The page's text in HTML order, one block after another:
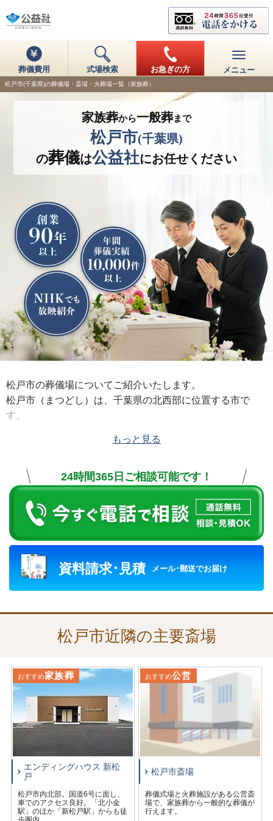
葬儀費用 式場検索 お急ぎの方 メニュー
松戸市(千葉県)の葬儀場・斎場・火葬場一覧（家族葬）
家族葬から一般葬まで
松戸市(千葉県)
の葬儀は公益社にお任せください
松戸市の葬儀場についてご紹介いたします。
松戸市（まつどし）は、千葉県の北西部に位置する市で
す。
定都市・非中核市としては最多の人口を有する市です。
模を誇ります。
江戸時代には水戸街道の宿場町・松戸宿として栄え、江戸
川の渡し舟として有名な「矢切の渡し」があった地として
も有名で、戦後は宅地化が進み、東京のベッドタウンとし
て発展してきた経緯があります。
松戸市には「
宗派を問わず、様々なご葬儀のお手伝いをさせていただき
もっと見る
24時間365日ご相談可能です！
資料請求･見積 メール･郵送でお届け
松戸市近隣の主要斎場
おすすめ家族葬
エンディングハウス 新松
戸
松戸市内北部。国道6号に面し、
車でのアクセス良好。「北小金
駅」のほか「新松戸駅」からも徒
おすすめ公営
松戸市斎場
葬儀式場と火葬施設がある公営斎
場で、家族葬から一般的な葬儀が
行えます。